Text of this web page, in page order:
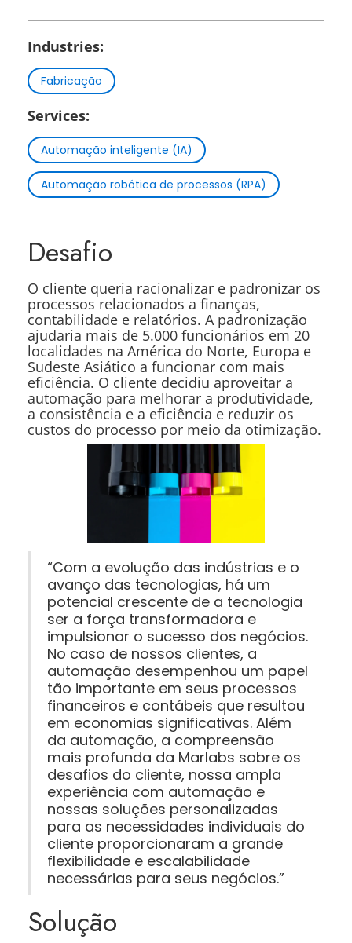
Industries:
Fabricação
Services:
Automação inteligente (IA)
Automação robótica de processos (RPA)
Desafio
O cliente queria racionalizar e padronizar os
processos relacionados a finanças,
contabilidade e relatórios. A padronização
ajudaria mais de 5.000 funcionários em 20
localidades na América do Norte, Europa e
Sudeste Asiático a funcionar com mais
eficiência. O cliente decidiu aproveitar a
automação para melhorar a produtividade,
a consistência e a eficiência e reduzir os
custos do processo por meio da otimização.
“Com a evolução das indústrias e o
avanço das tecnologias, há um
potencial crescente de a tecnologia
ser a força transformadora e
impulsionar o sucesso dos negócios.
No caso de nossos clientes, a
automação desempenhou um papel
tão importante em seus processos
financeiros e contábeis que resultou
em economias significativas. Além
da automação, a compreensão
mais profunda da Marlabs sobre os
desafios do cliente, nossa ampla
experiência com automação e
nossas soluções personalizadas
para as necessidades individuais do
cliente proporcionaram a grande
flexibilidade e escalabilidade
necessárias para seus negócios.”
Solução